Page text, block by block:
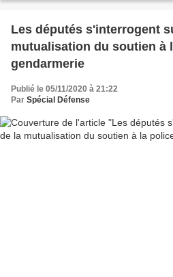
Les députés s'interrogent
mutualisation du soutien à
gendarmerie
Publié le 05/11/2020 à 21:22
Par Spécial Défense